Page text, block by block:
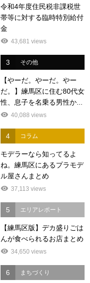
令和4年度住民税非課税世
帯等に対する臨時特別給付
金
43,681 views
3 その他
【やーだ。やーだ。やー
だ。】練馬区に住む80代女
性、息子を名乗る男性か...
40,088 views
4 コラム
モデラーなら知ってるよ
ね。練馬区にあるプラモデ
ル屋さんまとめ
37,113 views
5 エリアレポート
【練馬区版】デカ盛りごは
んが食べられるお店まとめ
34,650 views
6 まちづくり